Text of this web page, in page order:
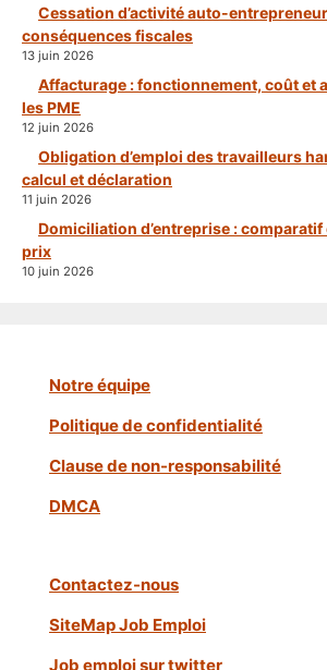
Cessation d’activité auto-
conséquences fiscales
13 juin 2026
Affacturage : fonctionnement, coût et
les PME
12 juin 2026
Obligation d’emploi des travailleurs
calcul et déclaration
11 juin 2026
Domiciliation d’entreprise :
prix
10 juin 2026
Notre équipe
Politique de confidentialité
Clause de non-responsabilité
DMCA
Contactez-nous
SiteMap Job Emploi
Job emploi sur twitter